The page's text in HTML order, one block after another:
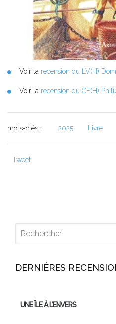
Voir la recension du LV(H)
Voir la recension du CF(H)
mots-clés : 2025 Livre
Tweet
DERNIÈRES
UNE ÎLE À L’ENVERS